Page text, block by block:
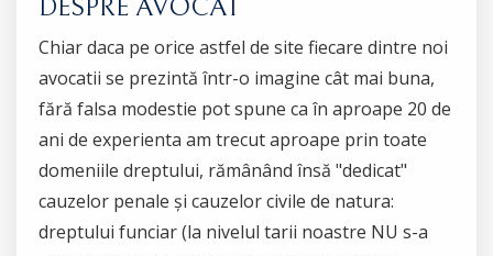
DESPRE AVOCAT
Chiar daca pe orice astfel de site fiecare dintre noi
avocatii se prezintă într-o imagine cât mai buna,
fără falsa modestie pot spune ca în aproape 20 de
ani de experienta am trecut aproape prin toate
domeniile dreptului, rămânând însă "dedicat"
cauzelor penale și cauzelor civile de natura:
dreptului funciar (la nivelul tarii noastre NU s-a